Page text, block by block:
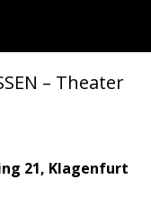
– Theater
21, Klagenfurt